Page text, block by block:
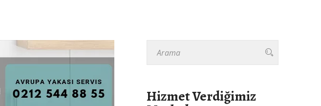
Hizmet Verdiğimiz